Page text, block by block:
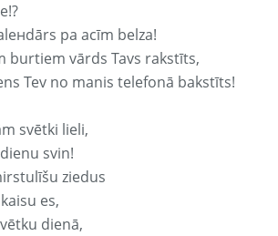
pa acīm belza!
burtiem vārds Tavs rakstīts,
Tev no manis telefonā bakstīts!
svētki lieli,
svin!
ziedus
es,
dienā,